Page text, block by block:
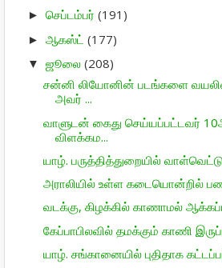
► செப்டம்பர் (191)
► ஆகஸ்ட் (177)
▼ ஜூலை (208)
சன்னி லியோனின் படங்களை
அவர் ...
வாளுடன் கைது செய்யப்பட்டவர்
விளக்கம...
யாழ். பருத்தித்துறையில்
அராலியில் உள்ள கடையொன்றில்
வடக்கு, கிழக்கில் காணாமல்
கேப்பாபிலவில் தமக்கும் காணி
யாழ். சங்கானையில் புதிதாக